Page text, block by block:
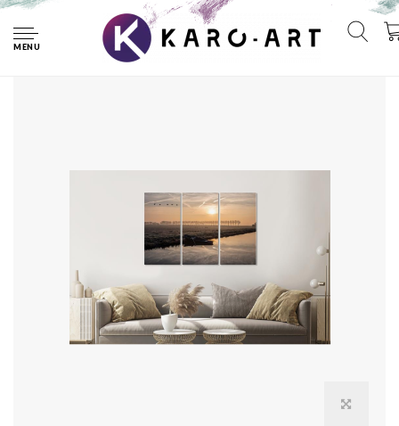
MENU
Schilderij - Ochtend in de polder, Hollands landschap,
120x80cm, 3 luik, premium print